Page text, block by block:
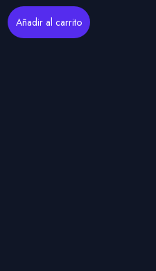
Añadir al carrito